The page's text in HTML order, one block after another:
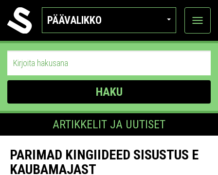
PÄÄVALIKKO
Näytä
HAKU
ARTIKKELIT JA UUTISET
PARIMAD KINGIIDEED SISUSTUS E
KAUBAMAJAST